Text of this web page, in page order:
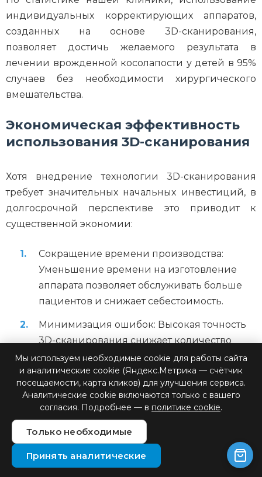
индивидуальных корректирующих аппаратов,
созданных на основе 3D-сканирования,
позволяет достичь желаемого результата в
лечении врожденной косолапости у детей в 95%
случаев без необходимости хирургического
вмешательства.
Экономическая эффективность
использования 3D-сканирования
Хотя внедрение технологии 3D-сканирования
требует значительных начальных инвестиций, в
долгосрочной перспективе это приводит к
существенной экономии:
Сокращение времени производства:
Уменьшение времени на изготовление
аппарата позволяет обслуживать больше
пациентов и снижает себестоимость.
Минимизация ошибок: Высокая точность
3D-сканирования снижает количество
корректировок и переделок, экономя
материалы и время специалистов.
Оптимизация использования материалов:
Компьютерное моделирование позволяет
максимально эффективно использовать
материалы, минимизируя отходы.
Удаленное проектирование: Возможность
Мы используем необходимые cookie для работы сайта
и аналитические cookie (Яндекс.Метрика — счётчик
посещаемости, карта кликов) для улучшения сервиса.
Аналитические cookie включаются только с вашего
согласия. Подробнее — в политике cookie.
Только необходимые
Принять аналитические